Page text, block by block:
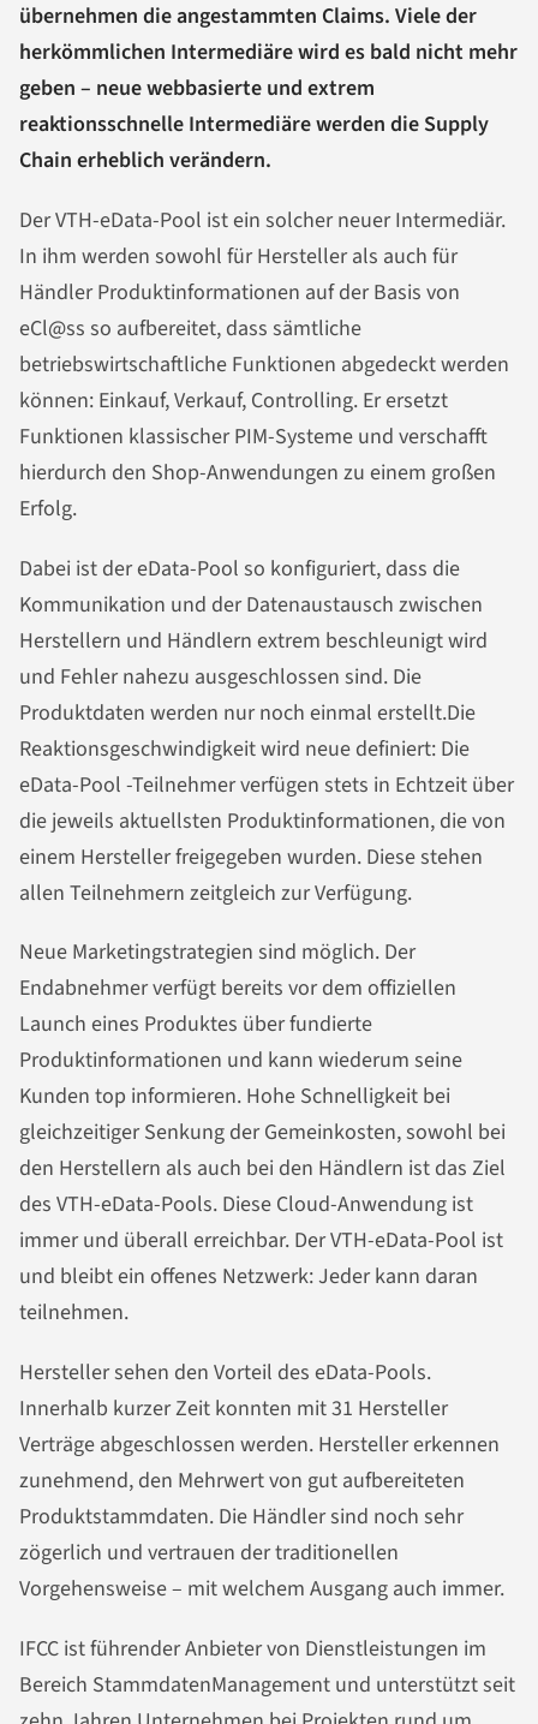
übernehmen die angestammten Claims. Viele der
herkömmlichen Intermediäre wird es bald nicht mehr
geben – neue webbasierte und extrem
reaktionsschnelle Intermediäre werden die Supply
Chain erheblich verändern.
Der VTH-eData-Pool ist ein solcher neuer Intermediär.
In ihm werden sowohl für Hersteller als auch für
Händler Produktinformationen auf der Basis von
eCl@ss so aufbereitet, dass sämtliche
betriebswirtschaftliche Funktionen abgedeckt werden
können: Einkauf, Verkauf, Controlling. Er ersetzt
Funktionen klassischer PIM-Systeme und verschafft
hierdurch den Shop-Anwendungen zu einem großen
Erfolg.
Dabei ist der eData-Pool so konfiguriert, dass die
Kommunikation und der Datenaustausch zwischen
Herstellern und Händlern extrem beschleunigt wird
und Fehler nahezu ausgeschlossen sind. Die
Produktdaten werden nur noch einmal erstellt.Die
Reaktionsgeschwindigkeit wird neue definiert: Die
eData-Pool -Teilnehmer verfügen stets in Echtzeit über
die jeweils aktuellsten Produktinformationen, die von
einem Hersteller freigegeben wurden. Diese stehen
allen Teilnehmern zeitgleich zur Verfügung.
Neue Marketingstrategien sind möglich. Der
Endabnehmer verfügt bereits vor dem offiziellen
Launch eines Produktes über fundierte
Produktinformationen und kann wiederum seine
Kunden top informieren. Hohe Schnelligkeit bei
gleichzeitiger Senkung der Gemeinkosten, sowohl bei
den Herstellern als auch bei den Händlern ist das Ziel
des VTH-eData-Pools. Diese Cloud-Anwendung ist
immer und überall erreichbar. Der VTH-eData-Pool ist
und bleibt ein offenes Netzwerk: Jeder kann daran
teilnehmen.
Hersteller sehen den Vorteil des eData-Pools.
Innerhalb kurzer Zeit konnten mit 31 Hersteller
Verträge abgeschlossen werden. Hersteller erkennen
zunehmend, den Mehrwert von gut aufbereiteten
Produktstammdaten. Die Händler sind noch sehr
zögerlich und vertrauen der traditionellen
Vorgehensweise – mit welchem Ausgang auch immer.
IFCC ist führender Anbieter von Dienstleistungen im
Bereich StammdatenManagement und unterstützt seit